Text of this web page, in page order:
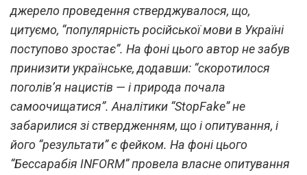
джерело проведення стверджувалося, що,
цитуємо, “популярність російської мови в Україні
поступово зростає”. На фоні цього автор не забув
принизити українське, додавши: “скоротилося
поголів’я нацистів — і природа почала
самоочищатися”. Аналітики “StopFake” не
забарилися зі ствердженням, що і опитування, і
його “результати” є фейком. На фоні цього
“Бессарабія INFORM” провела власне опитування